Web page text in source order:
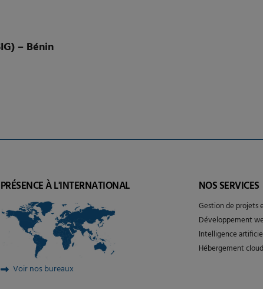
– Bénin
PRÉSENCE À L'INTERNATIONAL
Voir nos bureaux
NOS SERVICES
Gestion de projets
Développement
Intelligence
Hébergement cloud